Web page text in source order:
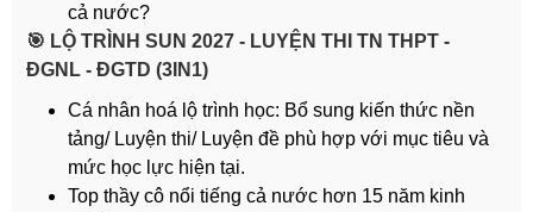
cả nước?
️🎯 LỘ TRÌNH SUN 2027 - LUYỆN THI TN THPT -
ĐGNL - ĐGTD (3IN1)
Cá nhân hoá lộ trình học: Bổ sung kiến thức nền
tảng/ Luyện thi/ Luyện đề phù hợp với mục tiêu và
mức học lực hiện tại.
Top thầy cô nổi tiếng cả nước hơn 15 năm kinh